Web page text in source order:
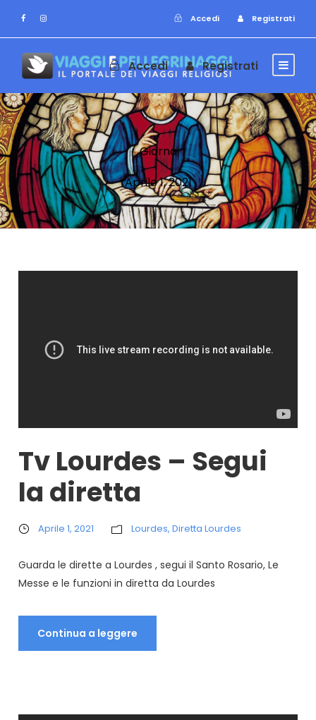
Accedi Registrati
Accedi Registrati
Giorno
Aprile 1, 2021
Tv Lourdes – Segui
la diretta
Aprile 1, 2021 Lourdes, Diretta Lourdes
Guarda le dirette a Lourdes , segui il Santo Rosario, Le
Messe e le funzioni in diretta da Lourdes
Continua a leggere